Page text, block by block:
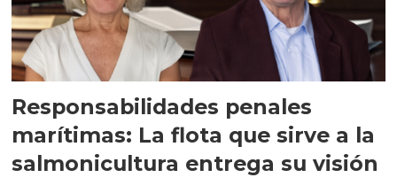
Responsabilidades penales
marítimas: La flota que sirve a la
salmonicultura entrega su visión